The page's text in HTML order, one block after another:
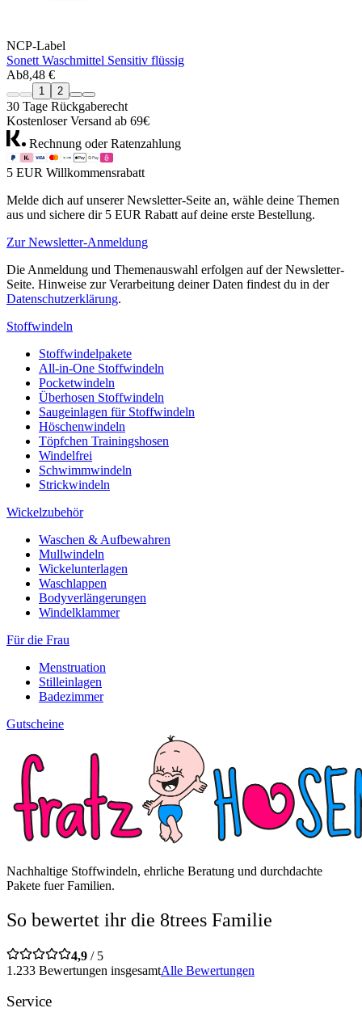
NCP-Label
Sonett Waschmittel Sensitiv flüssig
Ab8,48 €
1 2
30 Tage Rückgaberecht
Kostenloser Versand ab 69€
Rechnung oder Ratenzahlung
5 EUR Willkommensrabatt
Melde dich auf unserer Newsletter-Seite an, wähle deine Themen
aus und sichere dir 5 EUR Rabatt auf deine erste Bestellung.
Zur Newsletter-Anmeldung
Die Anmeldung und Themenauswahl erfolgen auf der Newsletter-
Seite. Hinweise zur Verarbeitung deiner Daten findest du in der
Datenschutzerklärung.
Stoffwindeln
Stoffwindelpakete
All-in-One Stoffwindeln
Pocketwindeln
Überhosen Stoffwindeln
Saugeinlagen für Stoffwindeln
Höschenwindeln
Töpfchen Trainingshosen
Windelfrei
Schwimmwindeln
Strickwindeln
Wickelzubehör
Waschen & Aufbewahren
Mullwindeln
Wickelunterlagen
Waschlappen
Bodyverlängerungen
Windelklammer
Für die Frau
Menstruation
Stilleinlagen
Badezimmer
Gutscheine
Nachhaltige Stoffwindeln, ehrliche Beratung und durchdachte
Pakete fuer Familien.
So bewertet ihr die 8trees Familie
4,9 / 5
1.233 Bewertungen insgesamtAlle Bewertungen
Service